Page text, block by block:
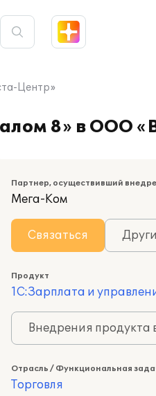
Центр»
8» в ООО
Партнер, осуществивший
Мега-Ком
Связаться
Продукт
1С:Зарплата и
Внедрения продукта
Отрасль / Функциональная
Торговля